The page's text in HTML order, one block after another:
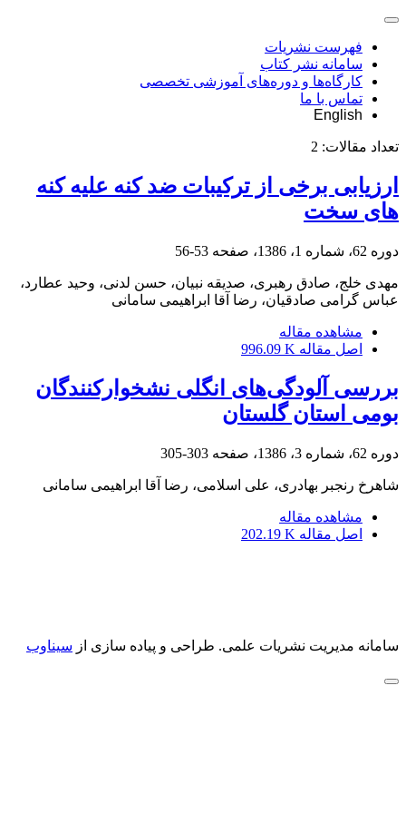
فهرست نشریات
سامانه نشر کتاب
کارگاه‌ها و دوره‌های آموزشی تخصصی
تماس با ما
English
تعداد مقالات: 2
ارزیابی برخی از ترکیبات ضد کنه علیه کنه
های سخت
دوره 62، شماره 1، 1386، صفحه 53-56
مهدی خلج، صادق رهبری، صدیقه نبیان، حسن لدنی، وحید عطارد،
عباس گرامی صادقیان، رضا آقا ابراهیمی سامانی
مشاهده مقاله
اصل مقاله 996.09 K
بررسی آلودگی‌های انگلی نشخوارکنندگان
بومی استان گلستان
دوره 62، شماره 3، 1386، صفحه 303-305
شاهرخ رنجبر بهادری، علی اسلامی، رضا آقا ابراهیمی سامانی
مشاهده مقاله
اصل مقاله 202.19 K
سامانه مدیریت نشریات علمی. طراحی و پیاده سازی از سیناوب